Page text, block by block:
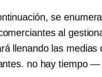
se
al
llenando las
no hay tiempo—